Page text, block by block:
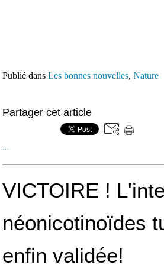
Publié dans Les bonnes nouvelles, Nature
Partager cet article
VICTOIRE !
néonicotinoïdes
enfin validée!